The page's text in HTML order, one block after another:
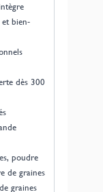
et bien-
dès 300
poudre
de graines
graines